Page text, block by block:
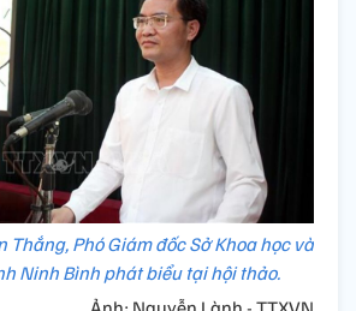
Thắng, Phó Giám đốc Sở Khoa học và
Ninh Bình phát biểu tại hội thảo.